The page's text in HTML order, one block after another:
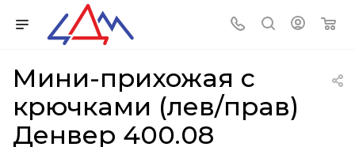
Мини-прихожая с
крючками (лев/прав)
Денвер 400.08